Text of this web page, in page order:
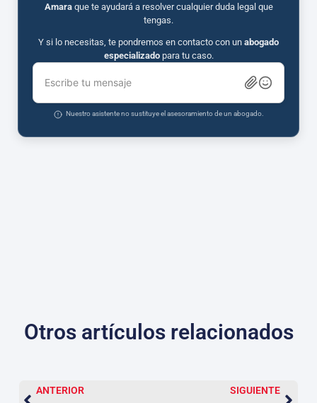
Amaraque te ayudará a resolver cualquier duda legal que
tengas.
Y si lo necesitas, te pondremos en contacto con un abogado
especializadopara tu caso.
Escribe tu mensaje
Nuestro asistente no sustituye el asesoramiento de un abogado.
Otros artículos relacionados
ANTERIOR
SIGUIENTE